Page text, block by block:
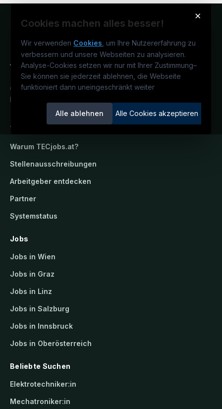
×
Cookies machen alles besser!
Wir verwenden Cookies , um Ihre Nutzererfahrung zu
verbessern und unsere Webseiten zu analysieren.
Analyse-Cookies setzen wir nur mit Ihrer Zustimmung–
Sie können sie jederzeit ablehnen, die Webseite
funktioniert dann uneingeschränkt weiter
Alle ablehnen Alle Cookies akzeptieren
Österreichs technisches Karriereportal.
Ein Service der candidatis GmbH.
TECjobs.at
Warum TECjobs.at?
Stellenausschreibungen
Arbeitgeber entdecken
Partner
Systemstatus
Jobs
Jobs in Wien
Jobs in Graz
Jobs in Linz
Jobs in Salzburg
Jobs in Innsbruck
Jobs in Oberösterreich
Beliebte Suchen
Elektrotechniker:in
Mechatroniker:in